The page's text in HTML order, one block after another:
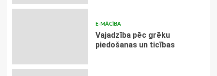
E-MĀCĪBA
Vajadzība pēc grēku
piedošanas un ticības